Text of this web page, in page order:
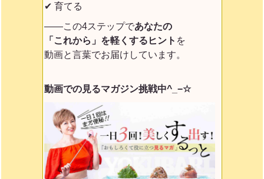
✔ 育てる
——この4ステップであなたの
「これから」を軽くするヒント を
動画と言葉でお届けしています。
動画での見るマガジン挑戦中^_−☆